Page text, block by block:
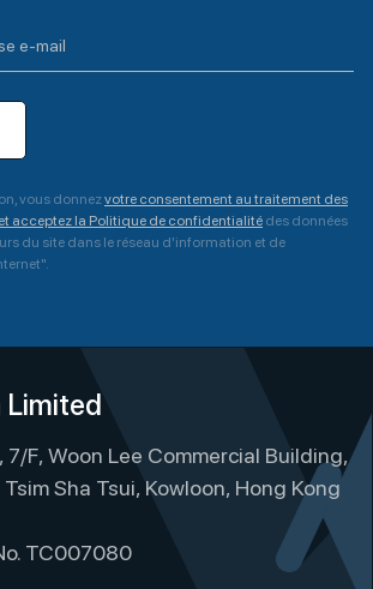
vous donnezvotre consentement au traitement des
acceptez la Politique de confidentialité des données
du site dans le réseau d'information et de
Limited
F, Woon Lee Commercial Building,
Sha Tsui, Kowloon, Hong Kong
TC007080